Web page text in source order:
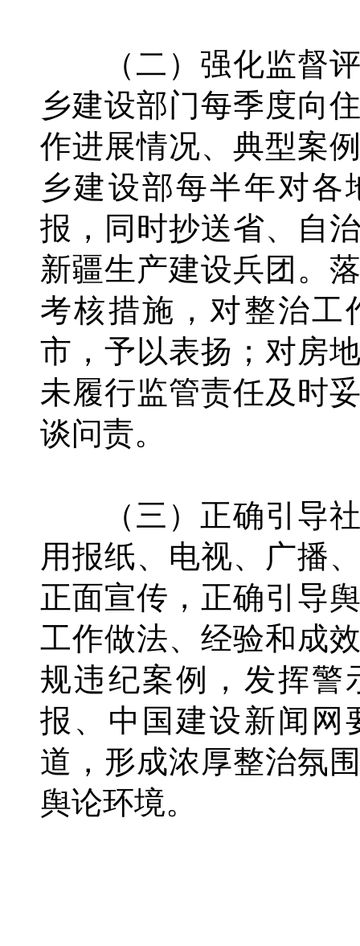
（二）强化监督评
乡建设部门每季度向
作进展情况、典型案
乡建设部每半年对
报，同时抄送省、自
新疆生产建设兵团。
考核措施，对整治工
市，予以表扬；对房
未履行监管责任及时
谈问责。
（三）正确引导社
用报纸、电视、广播
正面宣传，正确引导
工作做法、经验和成
规违纪案例，发挥警
报、中国建设新闻网
道，形成浓厚整治氛
舆论环境。